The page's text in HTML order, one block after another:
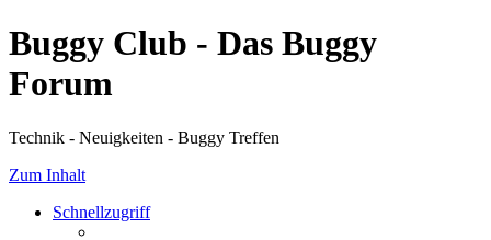
Buggy Club - Das Buggy
Forum
Technik - Neuigkeiten - Buggy Treffen
Zum Inhalt
Schnellzugriff